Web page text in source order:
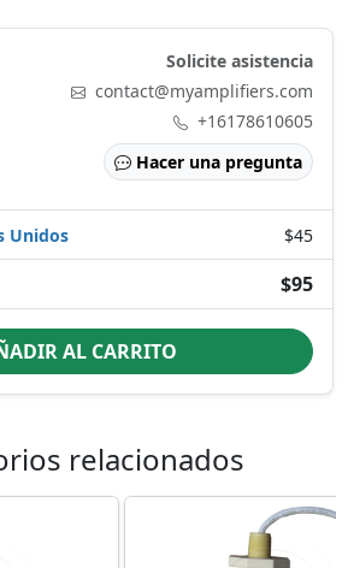
Solicite asistencia
contact@myamplifiers.com
+16178610605
Hacer una pregunta
Unidos $45
$95
AL CARRITO
relacionados